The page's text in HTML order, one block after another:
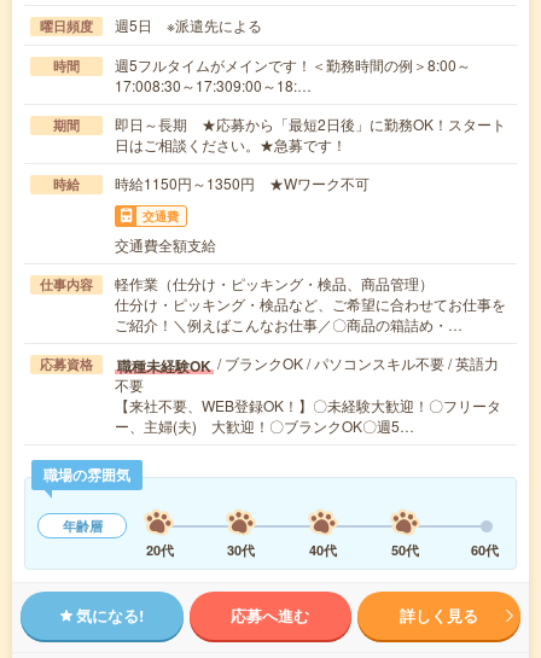
曜日頻度 週5日 ※派遣先による
時間
週5フルタイムがメインです！＜勤務時間の例＞8:00～
17:008:30～17:309:00～18:…
期間
即日～長期 ★応募から「最短2日後」に勤務OK！スタート
日はご相談ください。★急募です！
時給 時給1150円～1350円 ★Wワーク不可
交通費
交通費全額支給
仕事内容
軽作業（仕分け・ピッキング・検品、商品管理）
仕分け・ピッキング・検品など、ご希望に合わせてお仕事を
ご紹介！＼例えばこんなお仕事／〇商品の箱詰め・…
応募資格 職種未経験OK / ブランクOK / パソコンスキル不要 / 英語力
不要
【来社不要、WEB登録OK！】〇未経験大歓迎！〇フリータ
ー、主婦(夫) 大歓迎！〇ブランクOK〇週5…
職場の雰囲気
年齢層
20代
30代 40代 50代 60代
気になる! 応募へ進む 詳しく見る